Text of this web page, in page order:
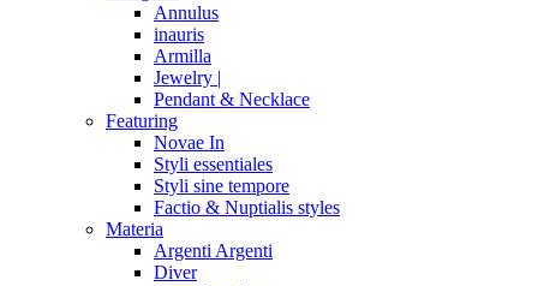
Annulus
inauris
Armilla
Jewelry |
Pendant & Necklace
Featuring
Novae In
Styli essentiales
Styli sine tempore
Factio & Nuptialis styles
Materia
Argenti Argenti
Diver